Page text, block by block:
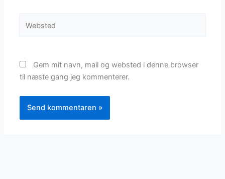
Gem mit navn, mail og websted i denne browser
til næste gang jeg kommenterer.